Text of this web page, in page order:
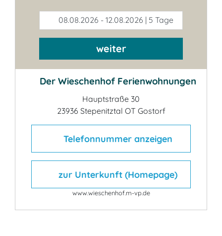
08.08.2026 - 12.08.2026 | 5 Tage
weiter
Der Wieschenhof Ferienwohnungen
Hauptstraße 30
23936 Stepenitztal OT Gostorf
Telefonnummer anzeigen
zur Unterkunft (Homepage)
www.wieschenhof.m-vp.de